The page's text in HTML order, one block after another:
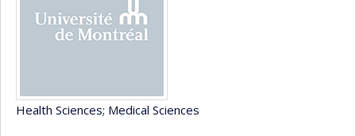
Health Sciences; Medical Sciences